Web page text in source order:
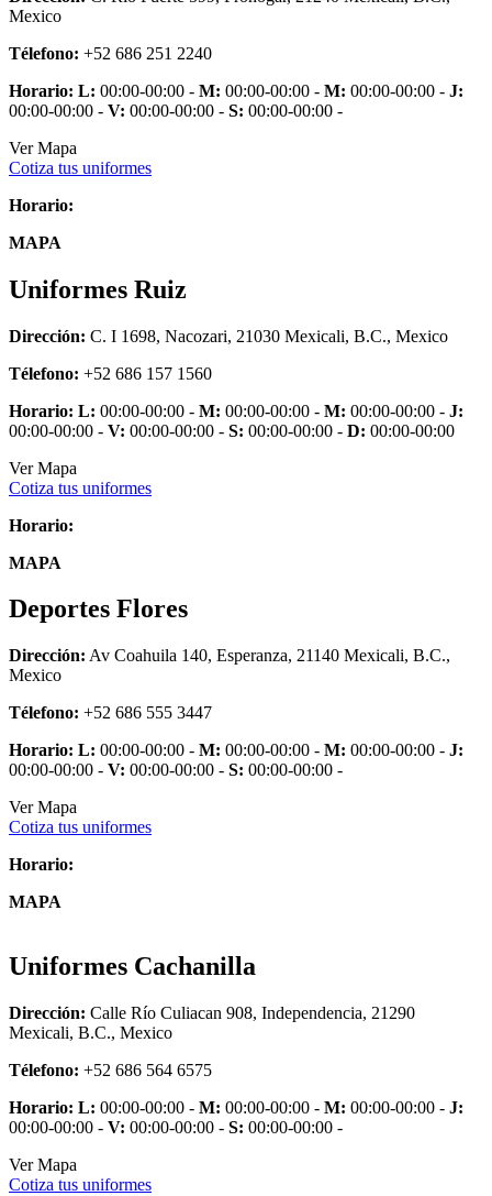
Mexico
Télefono: +52 686 251 2240
Horario: L: 00:00-00:00 - M: 00:00-00:00 - M: 00:00-00:00 - J:
00:00-00:00 - V: 00:00-00:00 - S: 00:00-00:00 -
Ver Mapa
Cotiza tus uniformes
Horario:
MAPA
Uniformes Ruiz
Dirección: C. I 1698, Nacozari, 21030 Mexicali, B.C., Mexico
Télefono: +52 686 157 1560
Horario: L: 00:00-00:00 - M: 00:00-00:00 - M: 00:00-00:00 - J:
00:00-00:00 - V: 00:00-00:00 - S: 00:00-00:00 - D: 00:00-00:00
Ver Mapa
Cotiza tus uniformes
Horario:
MAPA
Deportes Flores
Dirección: Av Coahuila 140, Esperanza, 21140 Mexicali, B.C.,
Mexico
Télefono: +52 686 555 3447
Horario: L: 00:00-00:00 - M: 00:00-00:00 - M: 00:00-00:00 - J:
00:00-00:00 - V: 00:00-00:00 - S: 00:00-00:00 -
Ver Mapa
Cotiza tus uniformes
Horario:
MAPA
Uniformes Cachanilla
Dirección: Calle Río Culiacan 908, Independencia, 21290
Mexicali, B.C., Mexico
Télefono: +52 686 564 6575
Horario: L: 00:00-00:00 - M: 00:00-00:00 - M: 00:00-00:00 - J:
00:00-00:00 - V: 00:00-00:00 - S: 00:00-00:00 -
Ver Mapa
Cotiza tus uniformes